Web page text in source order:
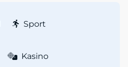
Sport
Kasino